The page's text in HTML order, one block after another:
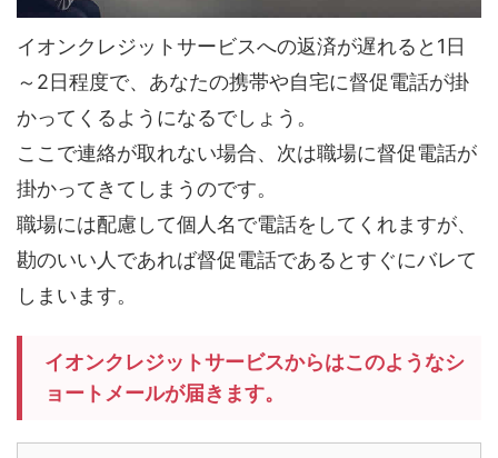
イオンクレジットサービスへの返済が遅れると1日
～2日程度で、あなたの携帯や自宅に督促電話が掛
かってくるようになるでしょう。
ここで連絡が取れない場合、次は職場に督促電話が
掛かってきてしまうのです。
職場には配慮して個人名で電話をしてくれますが、
勘のいい人であれば督促電話であるとすぐにバレて
しまいます。
イオンクレジットサービスからはこのようなシ
ョートメールが届きます。